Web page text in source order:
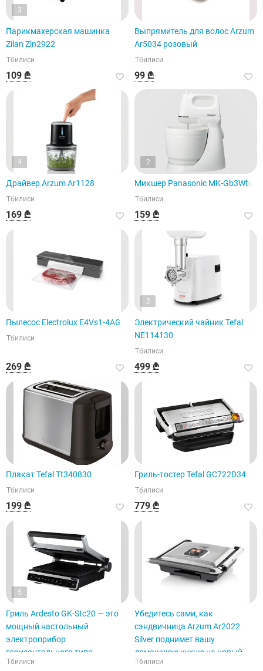
3
Парикмахерская машинка
Zilan Zln2922
Тбилиси
109 ₾
Выпрямитель для волос Arzum
Ar5034 розовый
Тбилиси
99 ₾
4
Драйвер Arzum Ar1128
Тбилиси
169 ₾
2
Микшер Panasonic MK-Gb3Wtq
Тбилиси
159 ₾
Пылесос Electrolux E4Vs1-4AG
Тбилиси
269 ₾
2
Электрический чайник Tefal
NE114130
Тбилиси
499 ₾
Плакат Tefal Tt340830
Тбилиси
199 ₾
Гриль-тостер Tefal GC722D34
Тбилиси
779 ₾
5
Гриль Ardesto GK-Stc20 — это
мощный настольный
электроприбор
горизонтального типа.
Тбилиси
Убедитесь сами, как
сэндвичница Arzum Ar2022
Silver поднимет вашу
домашнюю кухню на новый
уровень совершенства.
Тбилиси